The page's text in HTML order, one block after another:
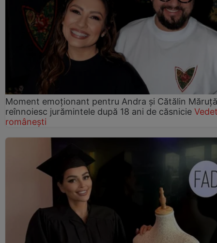
Moment emoționant pentru Andra și Cătălin
reînnoiesc jurămintele după 18 ani de căsnicie
românești